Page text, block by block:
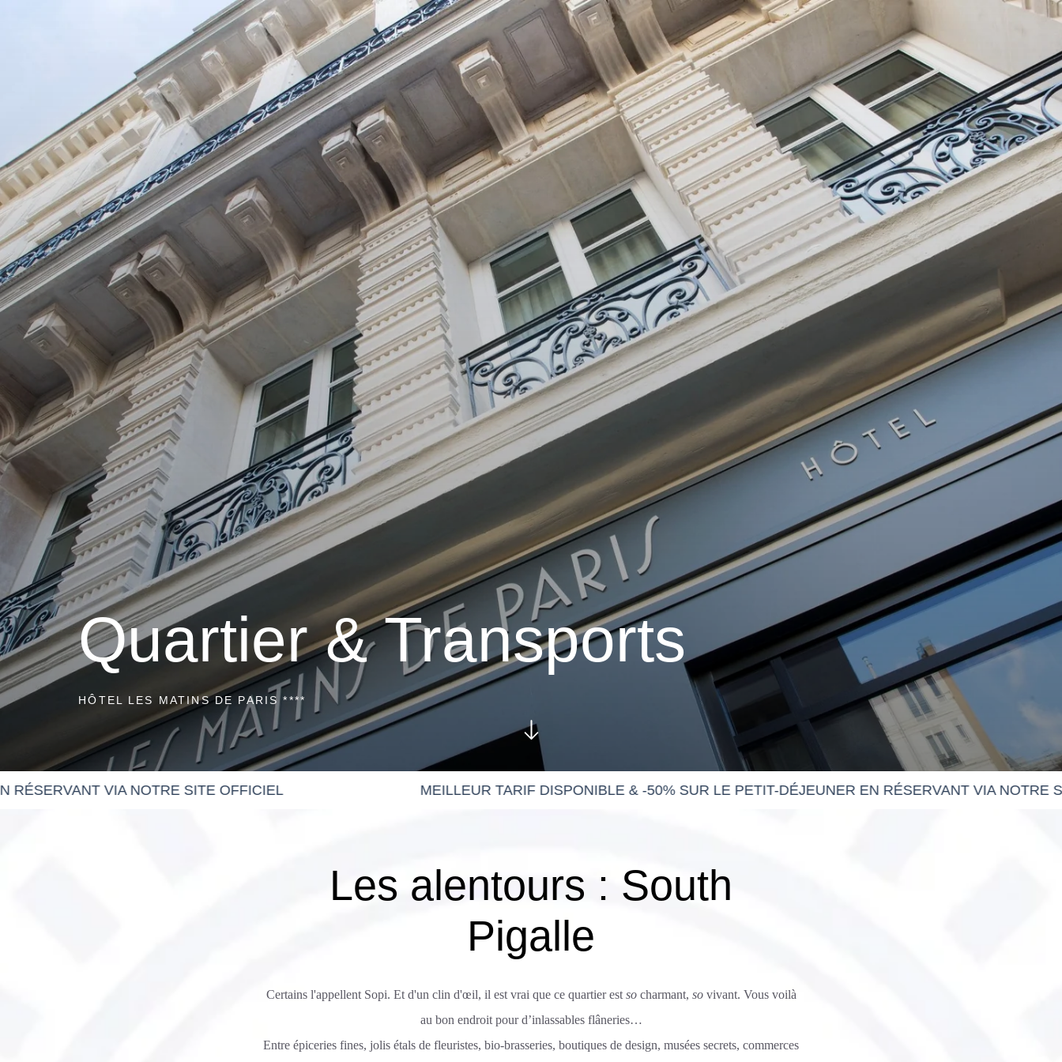
Quartier & Transports
HÔTEL LES MATINS DE PARIS ****
VIA NOTRE SITE OFFICIEL
Les alentours : South
Pigalle
Certains l'appellent Sopi. Et d'un clin d'œil, il est vrai que ce quartier est socharmant, sovivant. Vous voilà
au bon endroit pour d’inlassables flâneries…
Entre épiceries fines, jolis étals de fleuristes, bio-brasseries, boutiques de design, musées secrets, commerces